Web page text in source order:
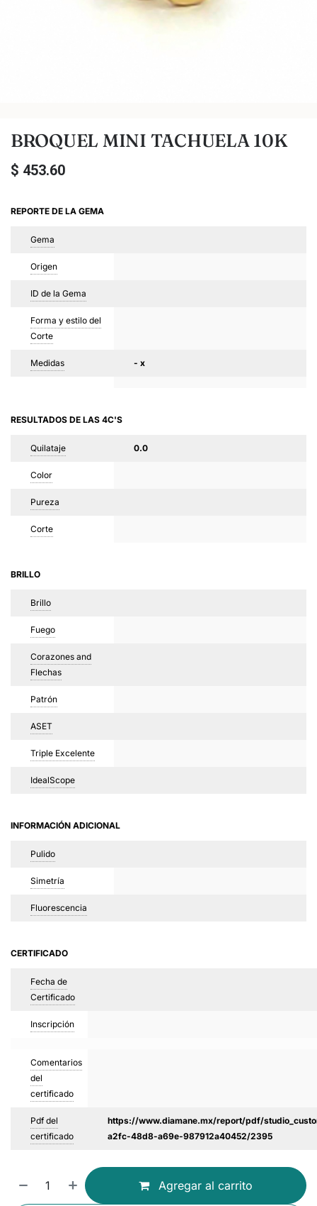
BROQUEL MINI TACHUELA 10K
$ 453.60
REPORTE DE LA GEMA
Gema
Origen
ID de la Gema
Forma y estilo del
Corte
Medidas - x
RESULTADOS DE LAS 4C'S
Quilataje 0.0
Color
Pureza
Corte
BRILLO
Brillo
Fuego
Corazones and
Flechas
Patrón
ASET
Triple Excelente
IdealScope
INFORMACIÓN ADICIONAL
Pulido
Simetría
Fluorescencia
CERTIFICADO
Fecha de
Certificado
Inscripción
Comentarios
del
certificado
Pdf del
certificado
https://www.diamane.mx/report/pdf/
a2fc-48d8-a69e-987912a40452/2395
Agregar al carrito